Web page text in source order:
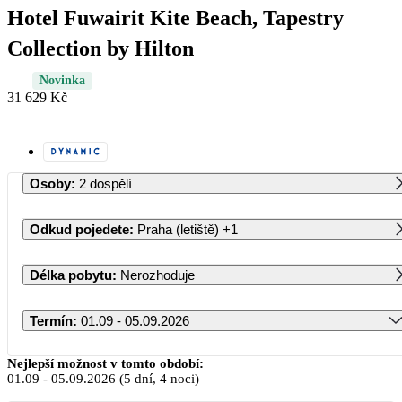
Hotel Fuwairit Kite Beach, Tapestry
Collection by Hilton
Novinka
31 629 Kč
Osoby: 2 dospělí
Odkud pojedete: Praha (letiště) +1
Délka pobytu: Nerozhoduje
Termín: 01.09 - 05.09.2026
Září 2026
Nejlepší možnost v tomto období:
01.09 - 05.09.2026 (5 dní, 4 noci)